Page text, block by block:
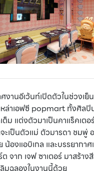
งานอีเว้นท์เปิดตัวในช่วงเ
หล่าเอฟซี popmart ทั้งศิลปิ
ม แต่งตัวมาเป็นคาแร็คเตอ
จะเป็นตัวแม่ ตัวมารดา ชมพู่
น้องแอบิเกล และบรรยากา
จาก เจฟ ซาเตอร์ มาสร้า
มฉลองในงานนี้ด้วย